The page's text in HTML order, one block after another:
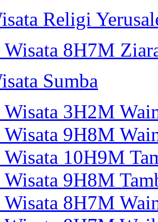
Religi
Wisata 8H7M
Sumba
Wisata 3H2M
Wisata 9H8M
Wisata 10H9M
Wisata 9H8M
Wisata 8H7M